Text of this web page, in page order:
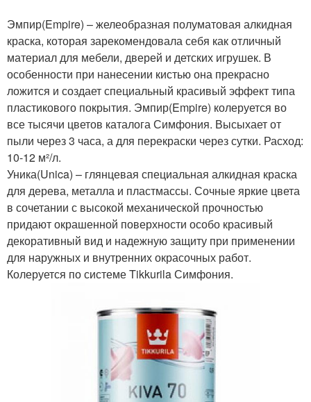
Эмпир(Empire) – желеобразная полуматовая алкидная
краска, которая зарекомендовала себя как отличный
материал для мебели, дверей и детских игрушек. В
особенности при нанесении кистью она прекрасно
ложится и создает специальный красивый эффект типа
пластикового покрытия. Эмпир(Empire) колеруется во
все тысячи цветов каталога Симфония. Высыхает от
пыли через 3 часа, а для перекраски через сутки. Расход:
10-12 м²/л.
Уника(Unica) – глянцевая специальная алкидная краска
для дерева, металла и пластмассы. Сочные яркие цвета
в сочетании с высокой механической прочностью
придают окрашенной поверхности особо красивый
декоративный вид и надежную защиту при применении
для наружных и внутренних окрасочных работ.
Колеруется по системе Tikkurila Симфония.